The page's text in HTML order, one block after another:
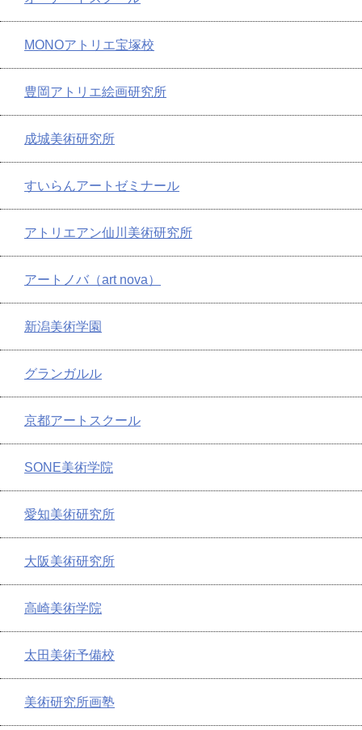
MONOアトリエ宝塚校
豊岡アトリエ絵画研究所
成城美術研究所
すいらんアートゼミナール
アトリエアン仙川美術研究所
アートノバ（art nova）
新潟美術学園
グランガルル
京都アートスクール
SONE美術学院
愛知美術研究所
大阪美術研究所
高崎美術学院
太田美術予備校
美術研究所画塾